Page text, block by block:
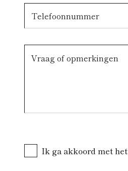
Ik ga akkoord met het